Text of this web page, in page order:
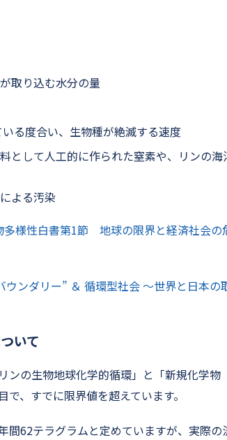
取り込む水分の量
る度合い、生物種が絶滅する速度
として人工的に作られた窒素や、リンの海
よる汚染
様性白書第1節 地球の限界と経済社会の
ンダリー” ＆ 循環型社会 ～世界と日本の
いて
ンの生物地球化学的循環」と「新規化学物
、すでに限界値を超えています。
間62テラグラムと定めていますが、実際の